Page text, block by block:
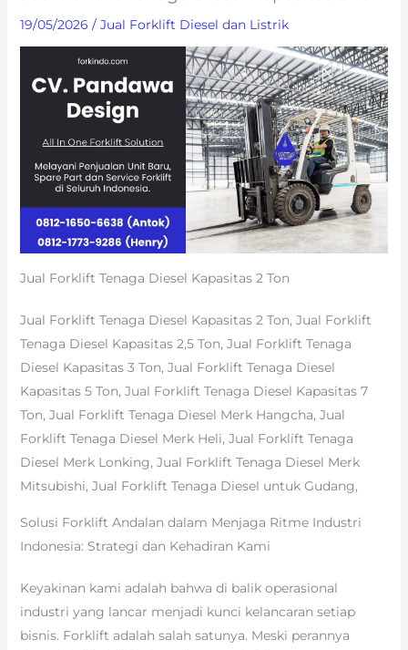
19/05/2026 / Jual Forklift Diesel dan Listrik
Jual Forklift Tenaga Diesel Kapasitas 2 Ton
Jual Forklift Tenaga Diesel Kapasitas 2 Ton, Jual Forklift
Tenaga Diesel Kapasitas 2,5 Ton, Jual Forklift Tenaga
Diesel Kapasitas 3 Ton, Jual Forklift Tenaga Diesel
Kapasitas 5 Ton, Jual Forklift Tenaga Diesel Kapasitas 7
Ton, Jual Forklift Tenaga Diesel Merk Hangcha, Jual
Forklift Tenaga Diesel Merk Heli, Jual Forklift Tenaga
Diesel Merk Lonking, Jual Forklift Tenaga Diesel Merk
Mitsubishi, Jual Forklift Tenaga Diesel untuk Gudang,
Solusi Forklift Andalan dalam Menjaga Ritme Industri
Indonesia: Strategi dan Kehadiran Kami
Keyakinan kami adalah bahwa di balik operasional
industri yang lancar menjadi kunci kelancaran setiap
bisnis. Forklift adalah salah satunya. Meski perannya